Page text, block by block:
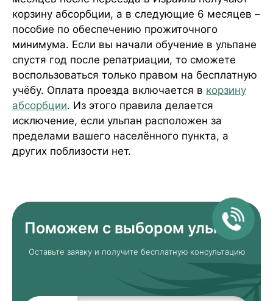
корзину абсорбции, а в следующие 6 месяцев –
пособие по обеспечению прожиточного
минимума. Если вы начали обучение в ульпане
спустя год после репатриации, то сможете
воспользоваться только правом на бесплатную
учёбу. Оплата проезда включается в корзину
абсорбции. Из этого правила делается
исключение, если ульпан расположен за
пределами вашего населённого пункта, а
других поблизости нет.
Поможем с выбором ульпана
Оставьте заявку и получите бесплатную консультацию